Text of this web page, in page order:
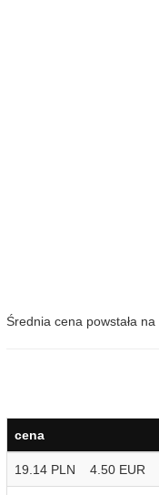
Średnia cena powstała
cena
19.14 PLN 4.50 EUR